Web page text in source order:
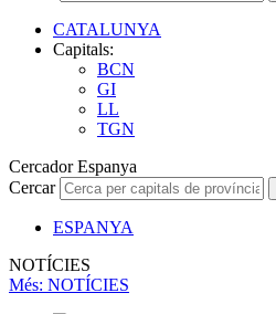
CATALUNYA
Capitals:
BCN
GI
LL
TGN
Cercador Espanya
Cercar
ESPANYA
NOTÍCIES
Més: NOTÍCIES